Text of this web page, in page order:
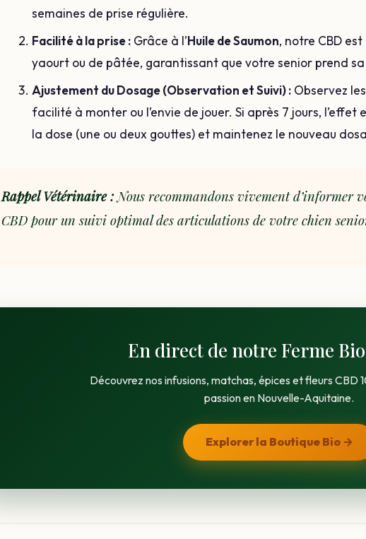
semaines de prise régulière.
Facilité à la prise :Grâce à l’Huile de Saumon, notre CBD
yaourt ou de pâtée, garantissant que votre senior prend sa
Ajustement du Dosage (Observation et Suivi) :Observez
facilité à monter ou l’envie de jouer. Si après 7 jours,
la dose (une ou deux gouttes) et maintenez le nouveau
Rappel Vétérinaire :Nous recommandons vivement d’informer
CBD pour un suivi optimal des articulations de votre chien
En direct de notre Ferme
Découvrez nos infusions, matchas, épices et fleurs CBD
passion en Nouvelle-Aquitaine.
Explorer la Boutique Bio →